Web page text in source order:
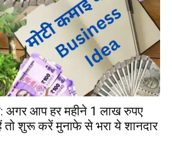
अगर आप हर महीने 1 लाख रुपए
तो शुरू करें मुनाफे से भरा ये शानदार